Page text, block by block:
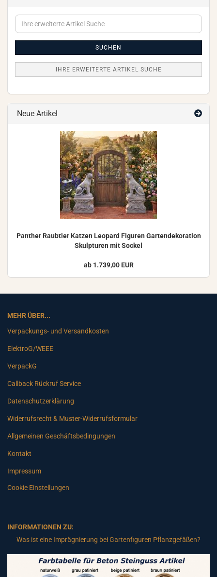
Ihre
erweiterte
SUCHEN
IHRE ERWEITERTE ARTIKEL SUCHE
Neue Artikel
Pan­ther Raub­tier Kat­zen Leo­pard Fi­gu­ren Gar­ten­de­ko­ra­ti­on
Skulp­tu­ren mit So­ckel
ab 1.739,00 EUR
MEHR ÜBER...
Verpackungs- und Versandkosten
ElektroG/WEEE
VerpackG
Callback Rückruf Service
Datenschutzerklärung
Widerrufsrecht & Muster-Widerrufsformular
Allgemeinen Geschäftsbedingungen
Kontakt
Impressum
Cookie Einstellungen
INFORMATIONEN ZU:
Was ist eine Imprägnierung bei Gartenfiguren Pflanzgefäßen?